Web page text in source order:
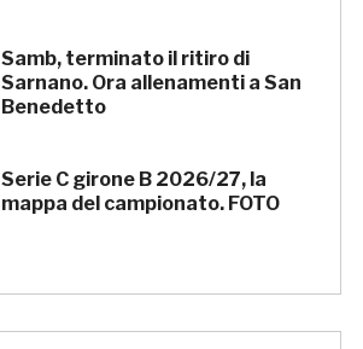
Samb, terminato il ritiro di
Sarnano. Ora allenamenti a San
Benedetto
Serie C girone B 2026/27, la
mappa del campionato. FOTO